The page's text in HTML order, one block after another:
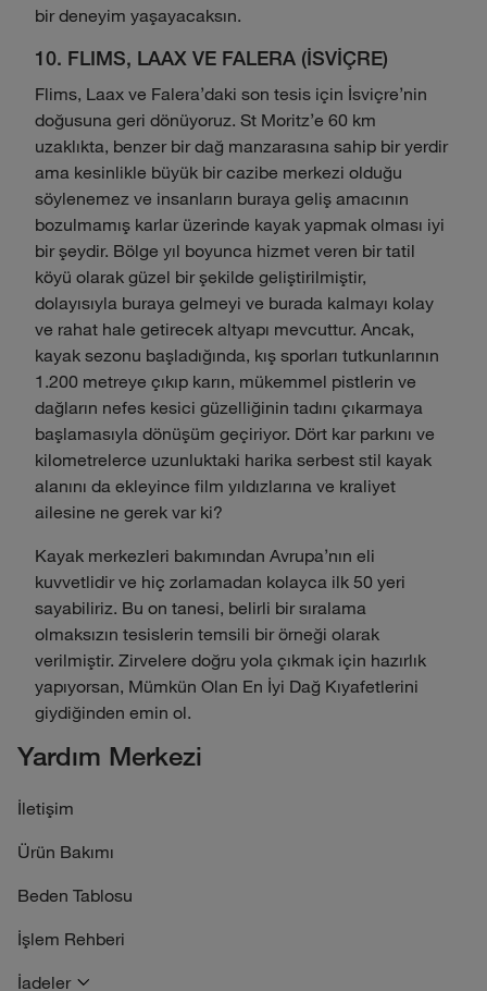
Yardım Merkezi
İletişim
Ürün Bakımı
Beden Tablosu
İşlem Rehberi
İadeler
bir deneyim yaşayacaksın.
10. FLIMS, LAAX VE FALERA (İSVİÇRE)
Flims, Laax ve Falera'daki son tesis için İsviçre'nin
doğusuna geri dönüyoruz. St Moritz'e 60 km
uzaklıkta, benzer bir dağ manzarasına sahip bir yerdir
ama kesinlikle büyük bir cazibe merkezi olduğu
söylenemez ve insanların buraya geliş amacının
bozulmamış karlar üzerinde kayak yapmak olması iyi
bir şeydir. Bölge yıl boyunca hizmet veren bir tatil
köyü olarak güzel bir şekilde geliştirilmiştir,
dolayısıyla buraya gelmeyi ve burada kalmayı kolay
ve rahat hale getirecek altyapı mevcuttur. Ancak,
kayak sezonu başladığında, kış sporları tutkunlarının
1.200 metreye çıkıp karın, mükemmel pistlerin ve
dağların nefes kesici güzelliğinin tadını çıkarmaya
başlamasıyla dönüşüm geçiriyor. Dört kar parkını ve
kilometrelerce uzunluktaki harika serbest stil kayak
alanını da ekleyince film yıldızlarına ve kraliyet
ailesine ne gerek var ki?
Kayak merkezleri bakımından Avrupa'nın eli
kuvvetlidir ve hiç zorlamadan kolayca ilk 50 yeri
sayabiliriz. Bu on tanesi, belirli bir sıralama
olmaksızın tesislerin temsili bir örneği olarak
verilmiştir. Zirvelere doğru yola çıkmak için hazırlık
yapıyorsan, Mümkün Olan En İyi Dağ Kıyafetlerini
giydiğinden emin ol.